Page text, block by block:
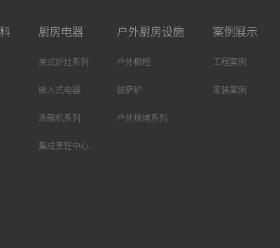
厨房电器
美式炉灶系列
嵌入式电器
洗碗机系列
集成烹饪中心
户外厨房设施
户外橱柜
披萨炉
户外烧烤系列
案例展示
工程案例
家装案例